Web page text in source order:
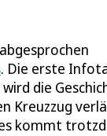
. Die erste
die
Kreuzzug
es kommt